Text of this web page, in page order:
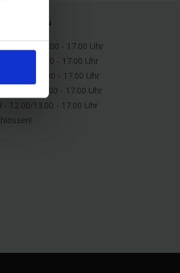
- 12.00/13.00 - 17.00 Uhr
- 12.00/13.00 - 17.00 Uhr
- 12.00/13.00 - 17.00 Uhr
- 12.00/13.00 - 17.00 Uhr
- 12.00/13.00 - 17.00 Uhr